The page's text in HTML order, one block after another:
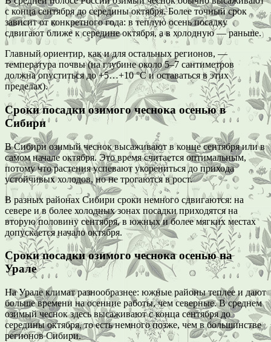
с конца сентября до середины октября. Более точный срок
зависит от конкретного года: в теплую осень посадку
сдвигают ближе к середине октября, а в холодную — раньше.
Главный ориентир, как и для остальных регионов, —
температура почвы (на глубине около 5–7 сантиметров
должна опуститься до +5…+10 °C и оставаться в этих
пределах).
Сроки посадки озимого чеснока осенью в
Сибири
В Сибири озимый чеснок высаживают в конце сентября или в
самом начале октября. Это время считается оптимальным,
потому что растения успевают укорениться до прихода
устойчивых холодов, но не трогаются в рост.
В разных районах Сибири сроки немного сдвигаются: на
севере и в более холодных зонах посадки приходятся на
вторую половину сентября, в южных и более мягких местах
допускается начало октября.
Сроки посадки озимого чеснока осенью на
Урале
На Урале климат разнообразнее: южные районы теплее и дают
больше времени на осенние работы, чем северные. В среднем
озимый чеснок здесь высаживают с конца сентября до
середины октября, то есть немного позже, чем в большинстве
регионов Сибири.